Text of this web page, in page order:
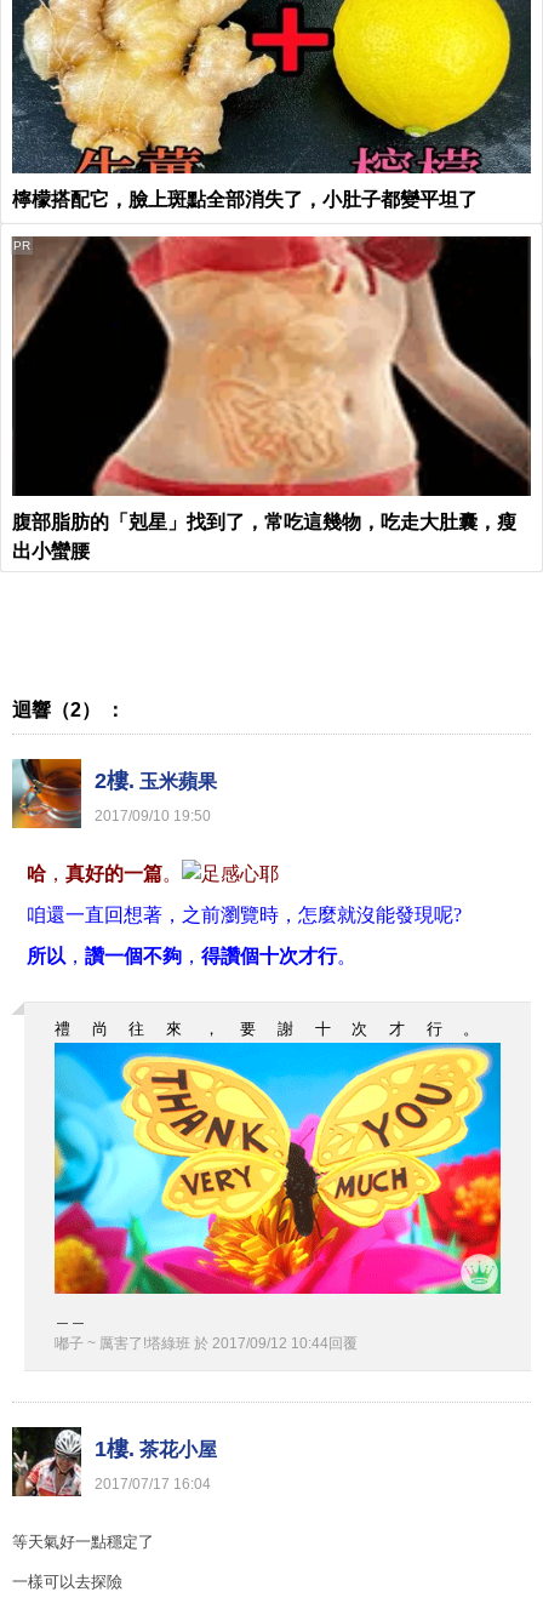
檸檬搭配它，臉上斑點全部消失了，小肚子都變平坦了
腹部脂肪的「剋星」找到了，常吃這幾物，吃走大肚囊，瘦
出小蠻腰
PR
迴響（2） ：
2樓. 玉米蘋果
2017/09/10 19:50
哈 ， 真好的一篇。
咱還一直回想著，之前瀏覽時，怎麼就沒能發現呢?
所以 ， 讚一個不夠 ， 得讚個十次才行。
禮尚往來，要謝十次才行。
嘟子 ~ 厲害了!塔綠班 於 2017/09/12 10:44回覆
1樓. 茶花小屋
2017/07/17 16:04
等天氣好一點穩定了
一樣可以去探險